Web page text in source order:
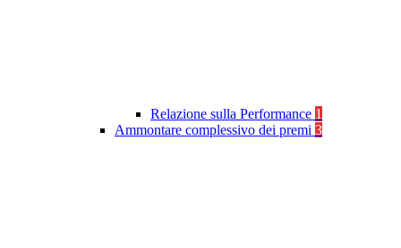
Relazione sulla Performance 1
Ammontare complessivo dei premi 3